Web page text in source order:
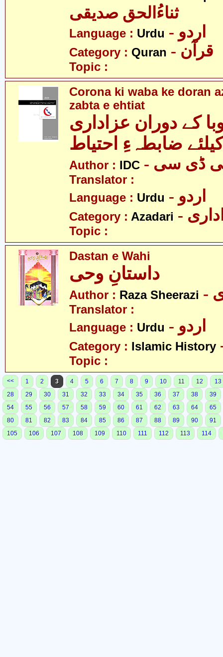
ثناءُالحق صدیقی
Language : Urdu - اردو
Category : Quran - قرآن
Topic :
Corona ki waba ke doran
zabta e ehtiat
کے دوران عزاداری
کیلئے ضابطہءِ احتیاط
Author : IDC ڈی سی
Translator :
Language : Urdu - اردو
Category : Azadari
Topic :
Dastan e Wahi
داستانِ وحی
Author : Raza Sheerazi
Translator :
Language : Urdu - اردو
Category : Islamic History
Topic :
<< 1 2 3 4 5 6 7 8 9 10 11 12
13
28
29 30 31 32 33 34 35 36 37 38
39
54
55 56 57 58 59 60 61 62 63 64
65
80
81 82 83 84 85 86 87 88 89 90
91
105
106 107 108 109 110 111 112 113 114